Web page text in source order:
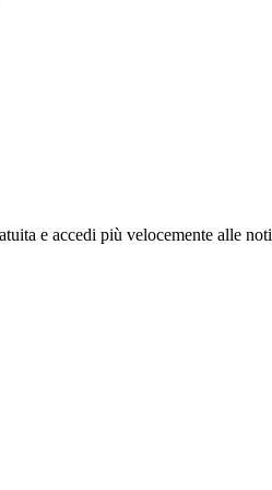
e accedi più velocemente alle